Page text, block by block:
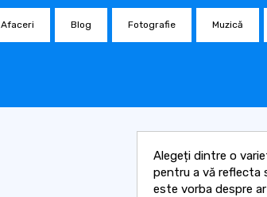
Afaceri Blog Fotografie Muzică
Alegeți dintre o
pentru a vă reflecta
este vorba despre